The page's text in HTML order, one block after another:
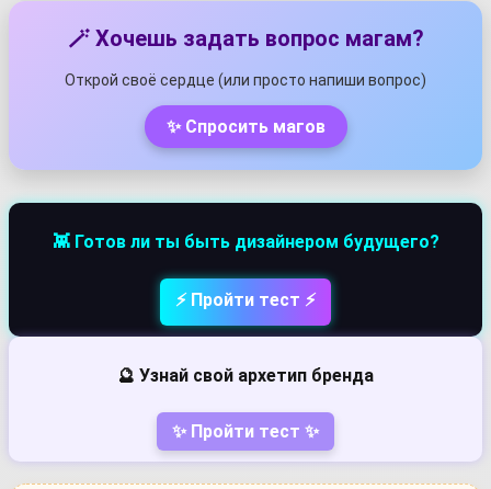
🪄 Хочешь задать вопрос магам?
Открой своё сердце (или просто напиши вопрос)
✨ Спросить магов
👾 Готов ли ты быть дизайнером будущего?
⚡ Пройти тест ⚡
🔮 Узнай свой архетип бренда
✨ Пройти тест ✨